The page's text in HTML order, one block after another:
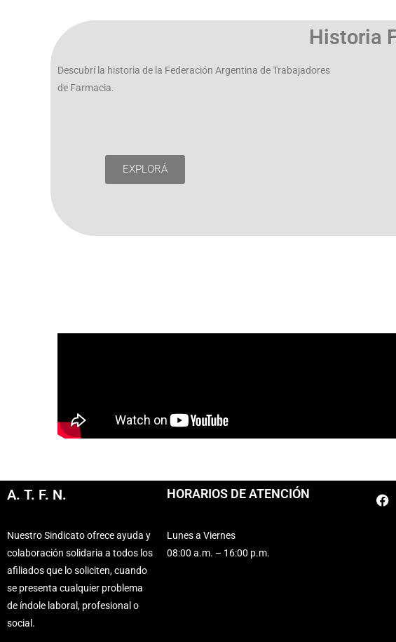
Historia
Descubrí la historia de la Federación Argentina de Trabajadores
de Farmacia.
EXPLORÁ
A. T. F. N. HORARIOS DE ATENCIÓN
Nuestro Sindicato ofrece ayuda y
colaboración solidaria a todos los
afiliados que lo soliciten, cuando
se presenta cualquier problema
de índole laboral, profesional o
social.
Lunes a Viernes
08:00 a.m. – 16:00 p.m.